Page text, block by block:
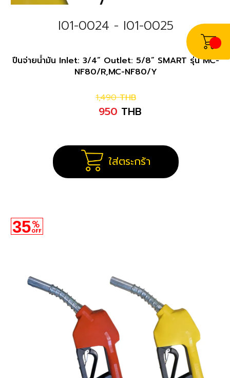
I01-0024 - I01-0025
ปืนจ่ายน้ำมัน Inlet: 3/4” Outlet: 5/8” SMART รุ่น MC-
NF80/R,MC-NF80/Y
1,490 THB
950 THB
ใส่ตระกร้า
35%
OFF